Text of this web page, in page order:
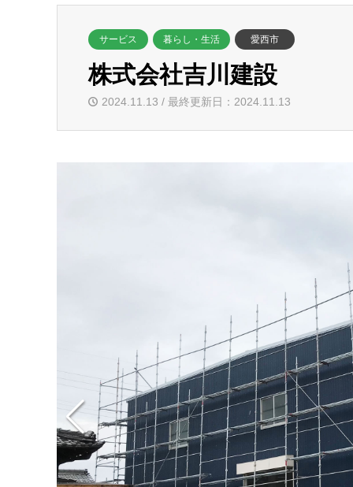
サービス 暮らし・生活 愛西市
株式会社吉川建設
2024.11.13 / 最終更新日：2024.11.13